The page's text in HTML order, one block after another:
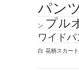
パン
ン プル
ワイドパ
白 花柄スカート